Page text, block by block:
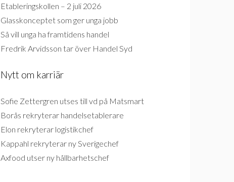
Etableringskollen – 2 juli 2026
Glasskonceptet som ger unga jobb
Så vill unga ha framtidens handel
Fredrik Arvidsson tar över Handel Syd
Nytt om karriär
Sofie Zettergren utses till vd på Matsmart
Borås rekryterar handelsetablerare
Elon rekryterar logistikchef
Kappahl rekryterar ny Sverigechef
Axfood utser ny hållbarhetschef